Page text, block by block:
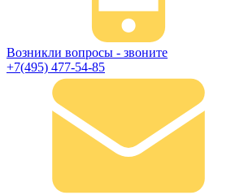
Возникли вопросы - звоните
+7(495) 477-54-85